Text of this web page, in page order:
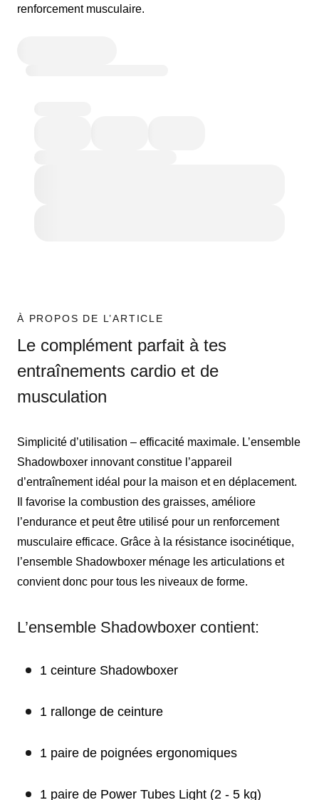
renforcement musculaire.
À PROPOS DE L’ARTICLE
Le complément parfait à tes
entraînements cardio et de
musculation
Simplicité d’utilisation – efficacité maximale. L’ensemble
Shadowboxer innovant constitue l’appareil
d’entraînement idéal pour la maison et en déplacement.
Il favorise la combustion des graisses, améliore
l’endurance et peut être utilisé pour un renforcement
musculaire efficace. Grâce à la résistance isocinétique,
l’ensemble Shadowboxer ménage les articulations et
convient donc pour tous les niveaux de forme.
L’ensemble Shadowboxer contient:
1 ceinture Shadowboxer
1 rallonge de ceinture
1 paire de poignées ergonomiques
1 paire de Power Tubes Light (2 - 5 kg)